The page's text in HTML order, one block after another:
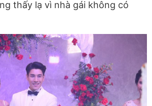
thấy lạ vì nhà gái không có